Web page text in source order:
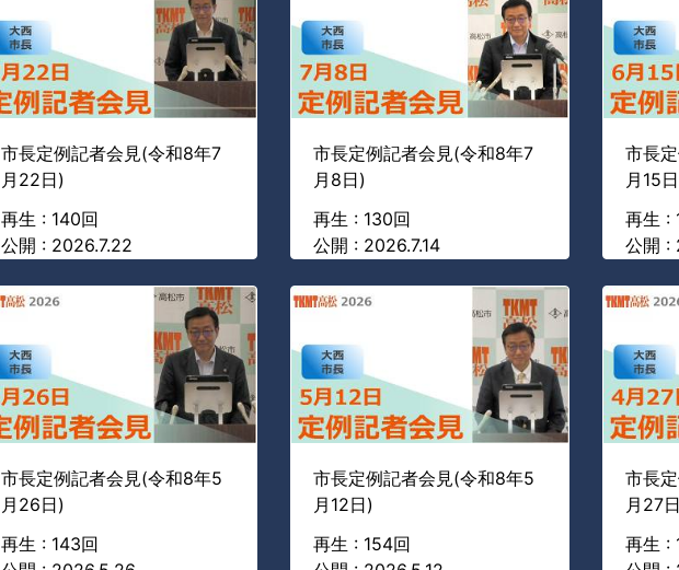
市長定例記者会見(令和8年7
月22日)
再生 : 140回
公開 : 2026.7.22
市長定例記者会見(令和8年7
月8日)
再生 : 130回
公開 : 2026.7.14
市長
月15
再生 :
公開 :
市長定例記者会見(令和8年5
月26日)
再生 : 143回
市長定例記者会見(令和8年5
月12日)
再生 : 154回
市長
月27
再生 :